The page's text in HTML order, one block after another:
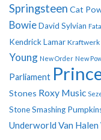
Springsteen Cat
BowieDavid Sylvian
Kendrick Lamar Kraftwerk
Young New Order New
Parliament
Stones Roxy Music
StoneSmashing
Underworld Van Halen